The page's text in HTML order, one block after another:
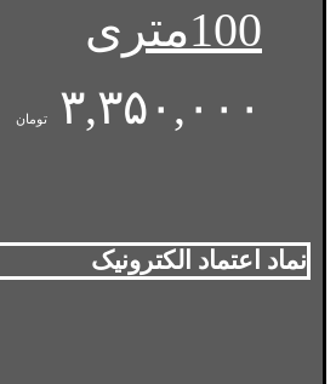
100متری
۳,۳۵۰,۰۰۰
تومان
نماد اعتماد الکترونیک